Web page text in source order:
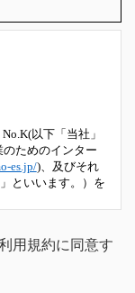
以下「当社」
ためのインター
es.jp/)、及びそれ
といいます。）を
用規約に同意す